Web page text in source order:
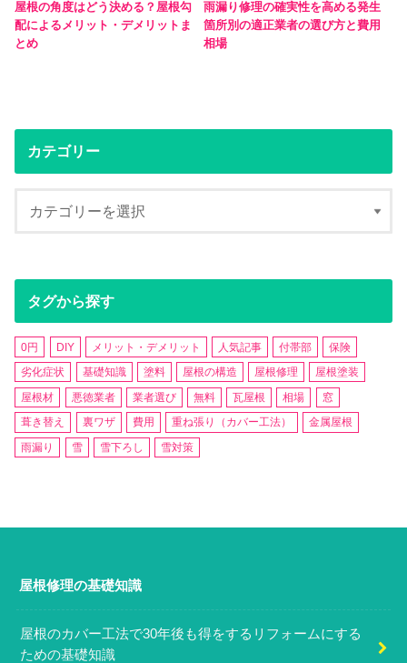
屋根の角度はどう決める？屋根勾
配によるメリット・デメリットま
とめ
雨漏り修理の確実性を高める発生
箇所別の適正業者の選び方と費用
相場
カテゴリー
タグから探す
0円 DIY メリット・デメリット 人気記事 付帯部
保険
劣化症状
基礎知識 塗料 屋根の構造 屋根修理
屋根塗装
屋根材
悪徳業者 業者選び 無料 瓦屋根 相場
窓
葺き替え
裏ワザ 費用 重ね張り（カバー工法）
金属屋根
雨漏り
雪 雪下ろし 雪対策
屋根修理の基礎知識
屋根のカバー工法で30年後も得をするリフォームにする
ための基礎知識